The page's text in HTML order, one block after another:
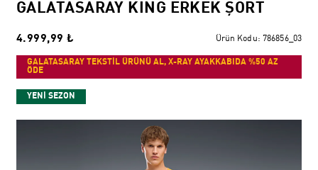
GALATASARAY KING ERKEK ŞORT
4.999,99 ₺ Ürün Kodu: 786856_03
GALATASARAY TEKSTİL ÜRÜNÜ AL, X-RAY AYAKKABIDA %50 AZ
ÖDE
YENİ SEZON